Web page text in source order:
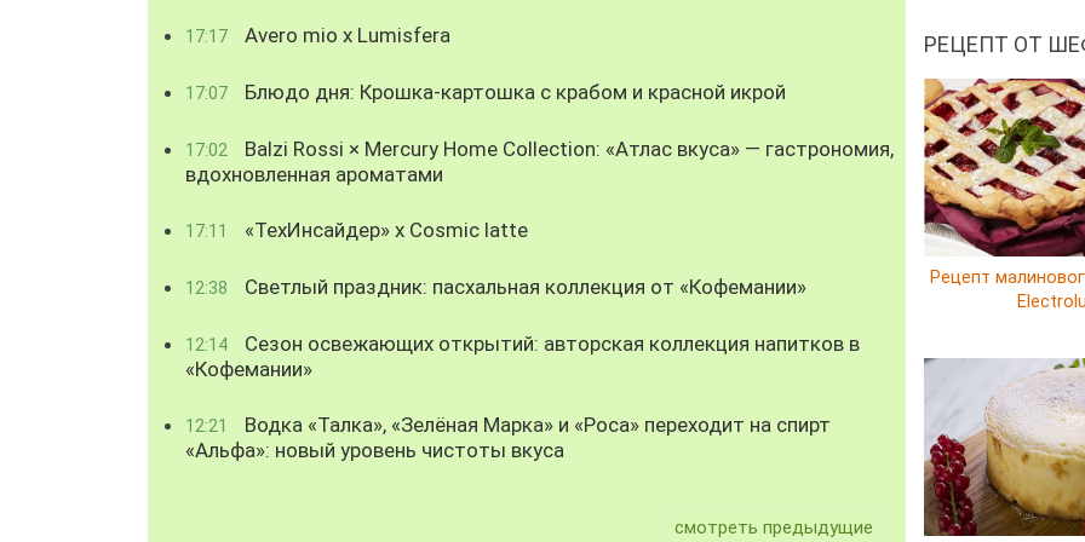
17:17 Avero mio x Lumisfera
17:07 Блюдо дня: Крошка-картошка с крабом и красной икрой
17:02
Balzi Rossi × Mercury Home Collection: «Атлас вкуса» — гастрономия,
вдохновленная ароматами
17:11 «ТехИнсайдер» х Cosmic latte
12:38 Светлый праздник: пасхальная коллекция от «Кофемании»
12:14
Сезон освежающих открытий: авторская коллекция напитков в
«Кофемании»
12:21
Водка «Талка», «Зелёная Марка» и «Роса» переходит на спирт
«Альфа»: новый уровень чистоты вкуса
смотреть предыдущие
РЕЦЕПТ ОТ
Рецепт